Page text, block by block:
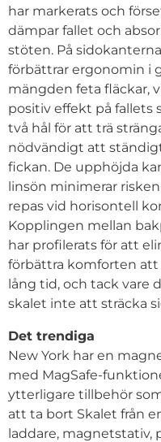
har markerats och
dämpar fallet och
stöten. På
förbättrar ergonomin i
mängden feta fläckar,
positiv effekt på fallets
två hål för att trä
nödvändigt att
fickan. De upphöjda
linsön minimerar
repas vid horisontell
Kopplingen mellan
har profilerats för att
förbättra komforten
lång tid, och tack vare
skalet inte att sträcka
Det trendiga
New York har en
med MagSafe-
ytterligare tillbehör
att ta bort Skalet från
laddare, magnetstativ,